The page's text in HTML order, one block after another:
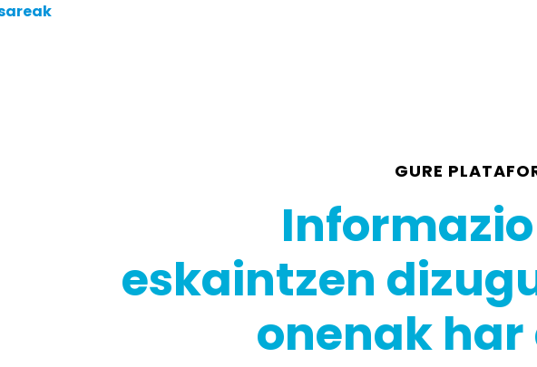
GURE
eskaintzen
onenak